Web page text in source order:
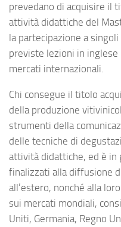
prevedano di acquisire il
attività didattiche del
la partecipazione a
previste lezioni in inglese
mercati internazionali.
Chi consegue il titolo
della produzione
strumenti della
delle tecniche di
attività didattiche, ed è in
finalizzati alla diffusione
all’estero, nonché alla
sui mercati mondiali,
Uniti, Germania, Regno